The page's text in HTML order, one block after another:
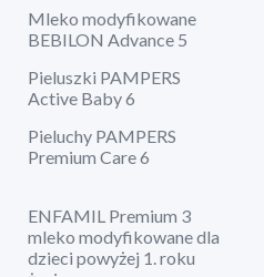
Mleko modyfikowane
BEBILON Advance 5
Pieluszki PAMPERS
Active Baby 6
Pieluchy PAMPERS
Premium Care 6
ENFAMIL Premium 3
mleko modyfikowane dla
dzieci powyżej 1. roku